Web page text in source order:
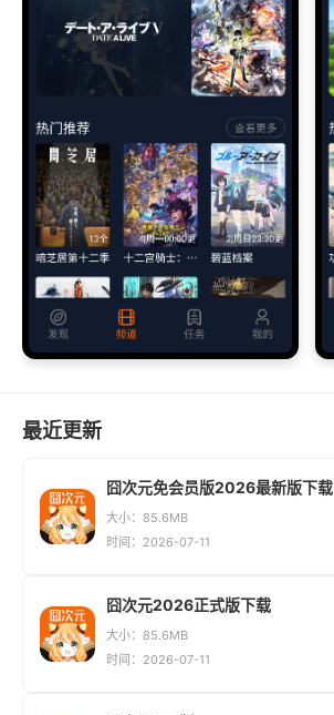
最近更新
囧次元免会员版2026最新版下载
大小：85.6MB
时间：2026-07-11
囧次元2026正式版下载
大小：85.6MB
时间：2026-07-11